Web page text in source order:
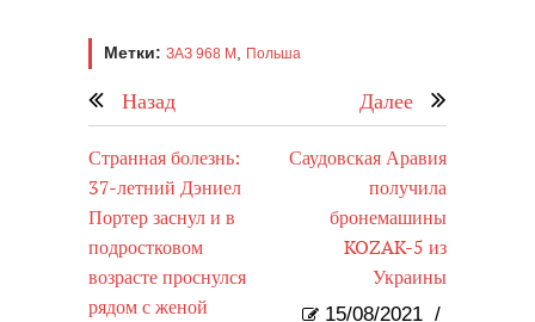
Метки: ЗАЗ 968 M , Польша
Назад Далее
Странная болезнь:
37-летний Дэниел
Портер заснул и в
подростковом
возрасте проснулся
рядом с женой
Саудовская Аравия
получила
бронемашины
KOZAK-5 из
Украины
15/08/2021 /